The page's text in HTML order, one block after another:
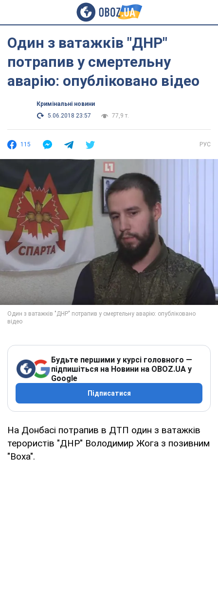
Один з ватажків "ДНР"
потрапив у смертельну
аварію: опубліковано відео
Кримінальні новини
5.06.2018 23:57
77,9 т.
115 РУС
Будьте першими у курсі головного —
підпишіться на Новини на OBOZ.UA у
Google
Підписатися
На Донбасі потрапив в ДТП один з ватажків
терористів "ДНР" Володимир Жога з позивним
"Воха".